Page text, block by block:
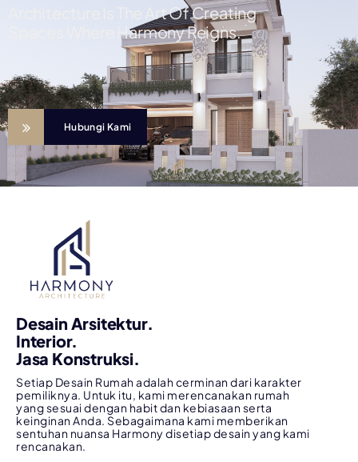
Architecture Is The Art Of Creating
Spaces Where Harmony Reigns.
Hubungi Kami
Desain Arsitektur.
Interior.
Jasa Konstruksi.
Setiap Desain Rumah adalah cerminan dari karakter
pemiliknya. Untuk itu, kami merencanakan rumah
yang sesuai dengan habit dan kebiasaan serta
keinginan Anda. Sebagaimana kami memberikan
sentuhan nuansa Harmony disetiap desain yang kami
rencanakan.